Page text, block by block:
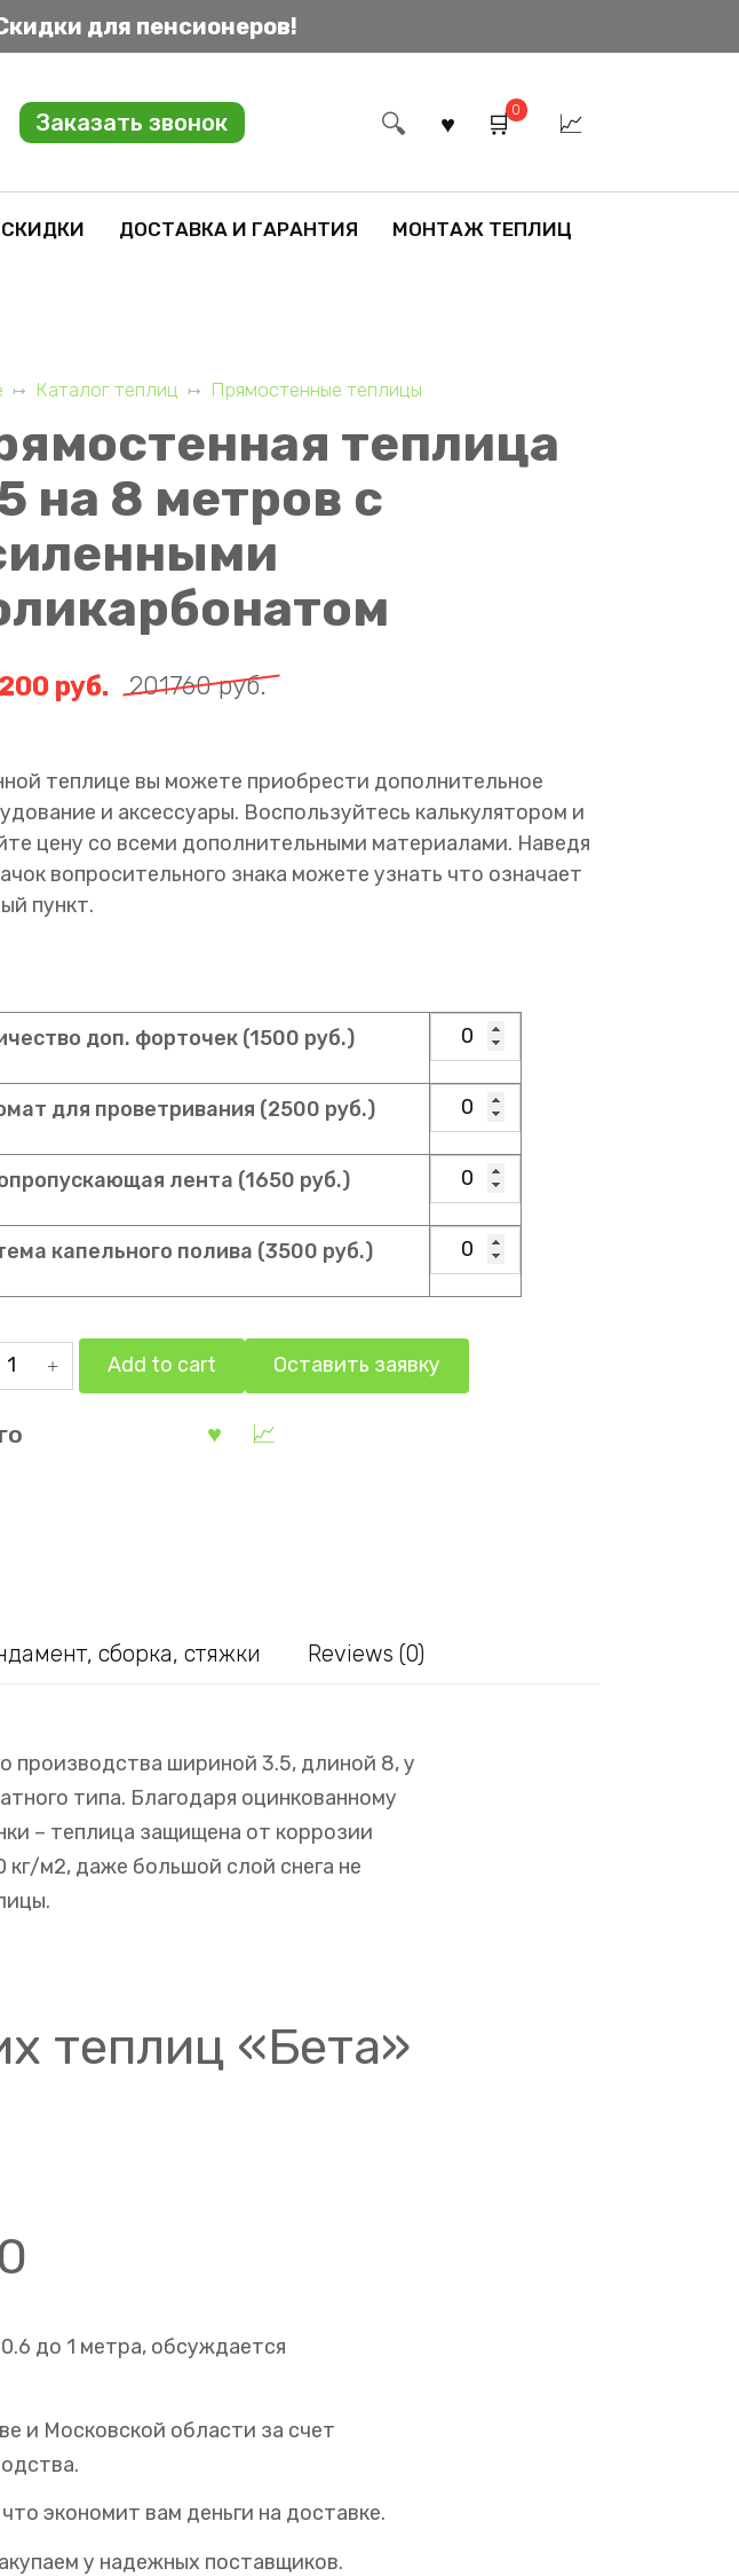
для пенсионеров!
Заказать звонок 0
ДОСТАВКА И ГАРАНТИЯ МОНТАЖ ТЕПЛИЦ
Каталог теплиц Прямостенные теплицы
теплица
на 8 метров с
201760руб.
руб.
теплице вы можете приобрести дополнительное
и аксессуары. Воспользуйтесь калькулятором и
цену со всеми дополнительными материалами. Наведя
вопросительного знака можете узнать что означает
пункт.
доп. форточек (1500 руб.)
для проветривания (2500 руб.)
лента (1650 руб.)
капельного полива (3500 руб.)
Add to cart Оставить заявку
сборка, стяжки Reviews (0)
производства шириной 3.5, длиной 8, у
типа. Благодаря оцинкованному
– теплица защищена от коррозии
м2, даже большой слой снега не
теплиц «Бета»
до 1 метра, обсуждается
и Московской области за счет
экономит вам деньги на доставке.
у надежных поставщиков.